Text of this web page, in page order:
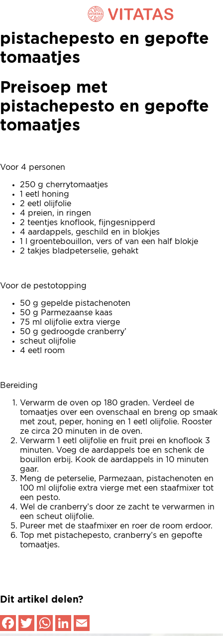
Preisoep met
pistachepesto en gepofte
tomaatjes
Preisoep met
pistachepesto en gepofte
tomaatjes
Voor 4 personen
250 g cherrytomaatjes
1 eetl honing
2 eetl olijfolie
4 preien, in ringen
2 teentjes knoflook, fijngesnipperd
4 aardappels, geschild en in blokjes
1 l groentebouillon, vers of van een half blokje
2 takjes bladpeterselie, gehakt
Voor de pestotopping
50 g gepelde pistachenoten
50 g Parmezaanse kaas
75 ml olijfolie extra vierge
50 g gedroogde cranberry’
scheut olijfolie
4 eetl room
Bereiding
Verwarm de oven op 180 graden. Verdeel de
tomaatjes over een ovenschaal en breng op smaak
met zout, peper, honing en 1 eetl olijfolie. Rooster
ze circa 20 minuten in de oven.
Verwarm 1 eetl olijfolie en fruit prei en knoflook 3
minuten. Voeg de aardappels toe en schenk de
bouillon erbij. Kook de aardappels in 10 minuten
gaar.
Meng de peterselie, Parmezaan, pistachenoten en
100 ml olijfolie extra vierge met een staafmixer tot
een pesto.
Wel de cranberry’s door ze zacht te verwarmen in
een scheut olijfolie.
Pureer met de staafmixer en roer de room erdoor.
Top met pistachepesto, cranberry’s en gepofte
tomaatjes.
Dit artikel delen?